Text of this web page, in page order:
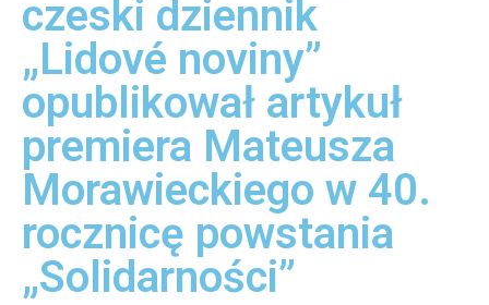
czeski dziennik
„Lidové noviny”
opublikował artykuł
premiera Mateusza
Morawieckiego w 40.
rocznicę powstania
„Solidarności”